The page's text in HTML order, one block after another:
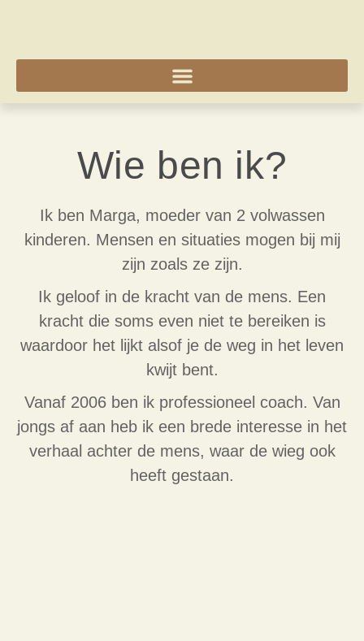
Wie ben ik?
Ik ben Marga, moeder van 2 volwassen
kinderen. Mensen en situaties mogen bij mij
zijn zoals ze zijn.
Ik geloof in de kracht van de mens. Een
kracht die soms even niet te bereiken is
waardoor het lijkt alsof je de weg in het leven
kwijt bent.
Vanaf 2006 ben ik professioneel coach. Van
jongs af aan heb ik een brede interesse in het
verhaal achter de mens, waar de wieg ook
heeft gestaan.